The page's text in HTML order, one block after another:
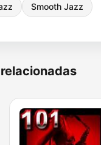
Smooth Jazz